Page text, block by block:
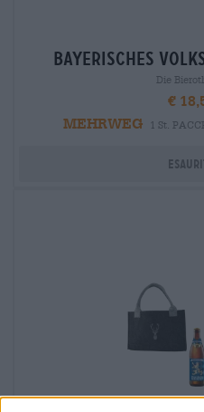
bayerisches
Die
€
MEHRWEG
1 St.